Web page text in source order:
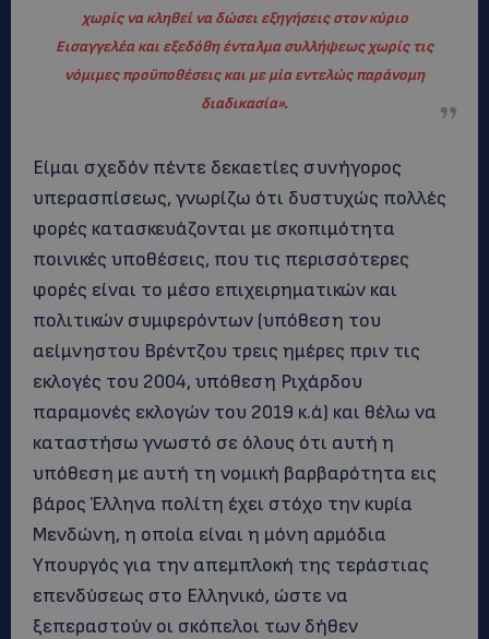
χωρίς να κληθεί να δώσει εξηγήσεις στον κύριο
Εισαγγελέα και εξεδόθη ένταλμα συλλήψεως χωρίς τις
νόμιμες προϋποθέσεις και με μία εντελώς παράνομη
διαδικασία».
Είμαι σχεδόν πέντε δεκαετίες συνήγορος
υπερασπίσεως, γνωρίζω ότι δυστυχώς πολλές
φορές κατασκευάζονται με σκοπιμότητα
ποινικές υποθέσεις, που τις περισσότερες
φορές είναι το μέσο επιχειρηματικών και
πολιτικών συμφερόντων (υπόθεση του
αείμνηστου Βρέντζου τρεις ημέρες πριν τις
εκλογές του 2004, υπόθεση Ριχάρδου
παραμονές εκλογών του 2019 κ.ά) και θέλω να
καταστήσω γνωστό σε όλους ότι αυτή η
υπόθεση με αυτή τη νομική βαρβαρότητα εις
βάρος Έλληνα πολίτη έχει στόχο την κυρία
Μενδώνη, η οποία είναι η μόνη αρμόδια
Υπουργός για την απεμπλοκή της τεράστιας
επενδύσεως στο Ελληνικό, ώστε να
ξεπεραστούν οι σκόπελοι των δήθεν